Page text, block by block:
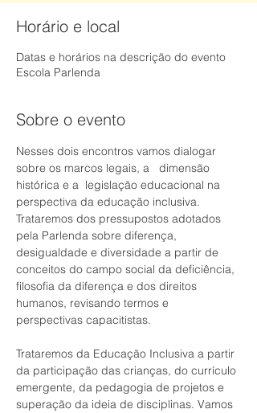
Horário e local
Datas e horários na descrição do evento
Escola Parlenda
Sobre o evento
Nesses dois encontros vamos dialogar
sobre os marcos legais, a   dimensão
histórica e a  legislação educacional na
perspectiva da educação inclusiva.
Trataremos dos pressupostos adotados
pela Parlenda sobre diferença,
desigualdade e diversidade a partir de
conceitos do campo social da deficiência,
filosofia da diferença e dos direitos
humanos, revisando termos e
perspectivas capacitistas.
Trataremos da Educação Inclusiva a partir
da participação das crianças, do currículo
emergente, da pedagogia de projetos e
superação da ideia de disciplinas. Vamos